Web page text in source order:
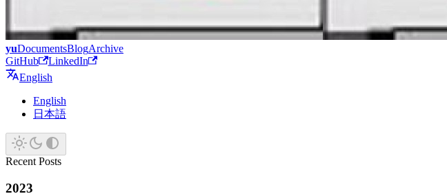
yuDocumentsBlogArchive
GitHub
LinkedIn
English
English
日本語
Recent Posts
2023